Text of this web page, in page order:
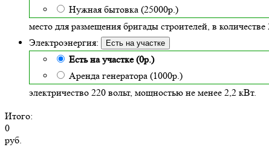
Нужная бытовка (25000р.)
место для размещения бригады строителей, в количестве
Электроэнергия:
Есть на участке
Есть на участке (0р.)
Аренда генератора (1000р.)
электричество 220 вольт, мощностью не менее 2,2 кВт.
Итого:
0
руб.